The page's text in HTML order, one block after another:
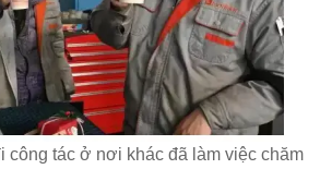
công tác ở nơi khác đã làm việc chăm